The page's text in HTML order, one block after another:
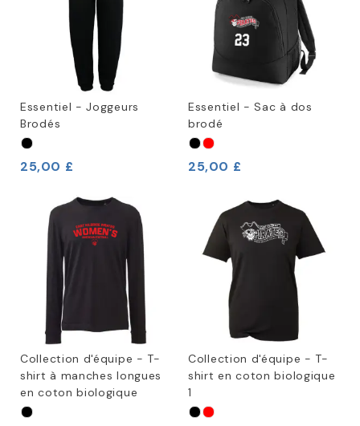
Essentiel - Joggeurs
Brodés
25,00 £
Essentiel - Sac à dos
brodé
25,00 £
Collection d'équipe - T-
shirt à manches longues
en coton biologique
Collection d'équipe - T-
shirt en coton biologique
1